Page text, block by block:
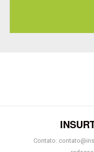
Contato: